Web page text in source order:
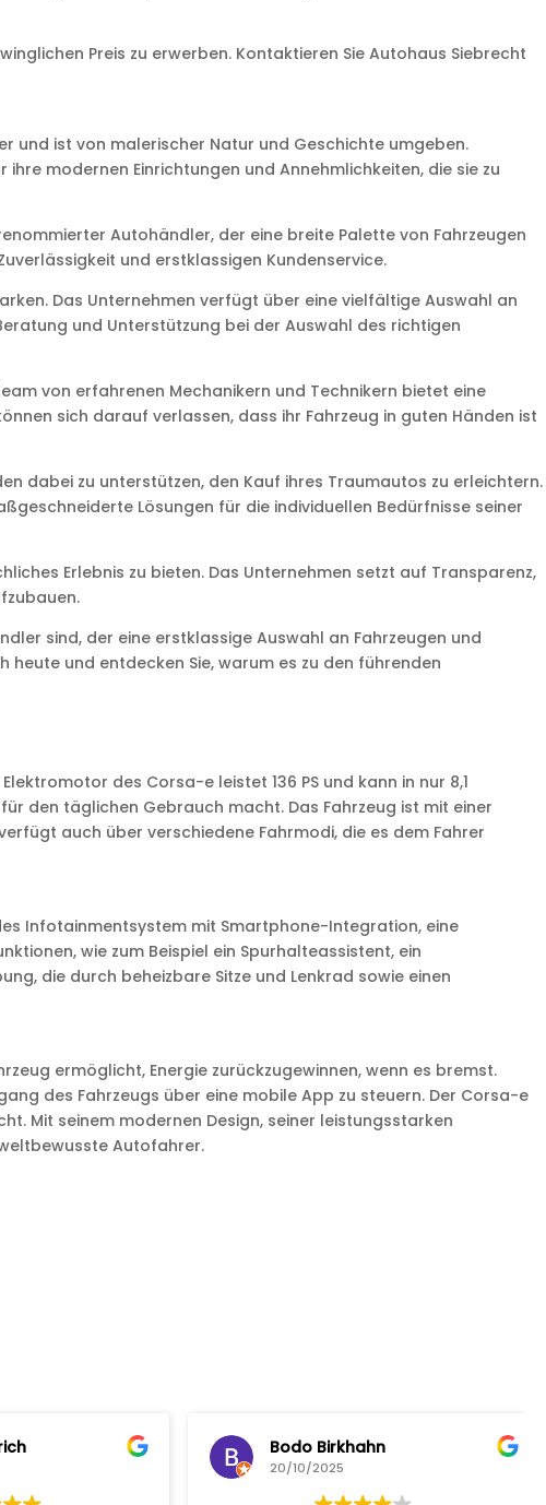
Preis zu erwerben. Kontaktieren Sie Autohaus Siebrecht
und ist von malerischer Natur und Geschichte umgeben.
modernen Einrichtungen und Annehmlichkeiten, die sie zu
Autohändler, der eine breite Palette von Fahrzeugen
und erstklassigen Kundenservice.
Das Unternehmen verfügt über eine vielfältige Auswahl an
und Unterstützung bei der Auswahl des richtigen
von erfahrenen Mechanikern und Technikern bietet eine
sich darauf verlassen, dass ihr Fahrzeug in guten Händen ist
dabei zu unterstützen, den Kauf ihres Traumautos zu erleichtern.
Lösungen für die individuellen Bedürfnisse seiner
Erlebnis zu bieten. Das Unternehmen setzt auf Transparenz,
sind, der eine erstklassige Auswahl an Fahrzeugen und
und entdecken Sie, warum es zu den führenden
des Corsa-e leistet 136 PS und kann in nur 8,1
den täglichen Gebrauch macht. Das Fahrzeug ist mit einer
auch über verschiedene Fahrmodi, die es dem Fahrer
Infotainmentsystem mit Smartphone-Integration, eine
wie zum Beispiel ein Spurhalteassistent, ein
die durch beheizbare Sitze und Lenkrad sowie einen
ermöglicht, Energie zurückzugewinnen, wenn es bremst.
des Fahrzeugs über eine mobile App zu steuern. Der Corsa-e
Mit seinem modernen Design, seiner leistungsstarken
Autofahrer.
Bodo Birkhahn
20/10/2025